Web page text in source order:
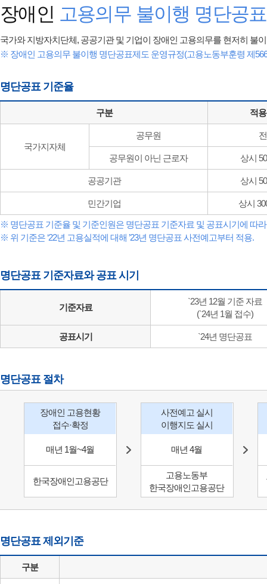
장애인 고용의무 불이행 명단공
국가와 지방자치단체, 공공기관 및 기업이 장애인 고용의무를 현저히 불
※ 장애인 고용의무 불이행 명단공표제도 운영규정(고용노동부훈령 제566
명단공표 기준율
구분 적
국가지자체
공무원
공무원이 아닌 근로자 상시
공공기관 상시
민간기업 상시
※ 명단공표 기준율 및 기준인원은 명단공표 기준자료 및 공표시기에 따
※ 위 기준은 ‘22년 고용실적에 대해 ’23년 명단공표 사전예고부터 적용.
명단공표 기준자료와 공표 시기
기준자료
`23년 12월 기준 자료
(`24년 1월 접수)
공표시기 `24년 명단공표
명단공표 절차
장애인 고용현황
접수·확정
매년 1월~4월
한국장애인고용공단
사전예고 실시
이행지도 실시
매년 4월
고용노동부
한국장애인고용공단
명단공표 제외기준
구분